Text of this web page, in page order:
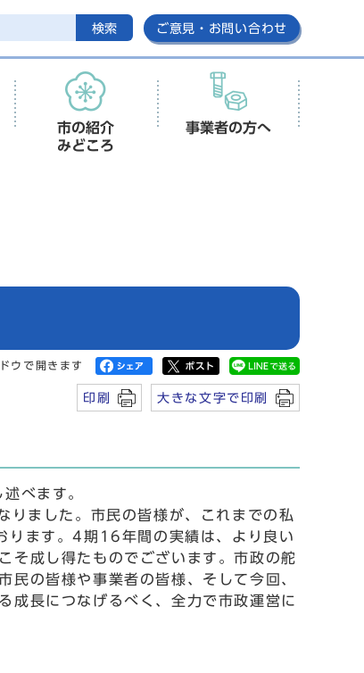
検索 ご意見・お問い合わせ
市の紹介
みどころ
事業者の方へ
ウで開きます
印刷 大きな文字で印刷
べます。
ました。市民の皆様が、これまでの私
ります。4期16年間の実績は、より良い
そ成し得たものでございます。市政の舵
民の皆様や事業者の皆様、そして今回、
成長につなげるべく、全力で市政運営に